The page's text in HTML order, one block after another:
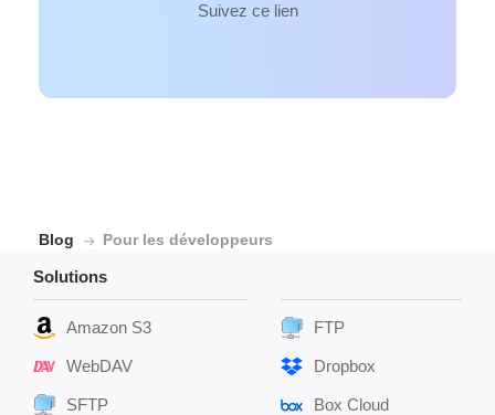
Suivez ce lien
Blog Pour les développeurs
Solutions
Amazon S3
WebDAV
SFTP
FTP
Dropbox
Box Cloud